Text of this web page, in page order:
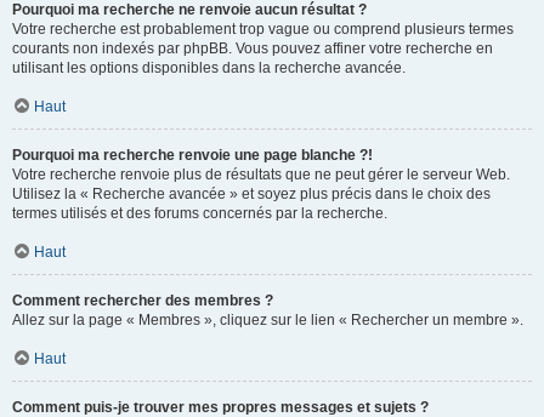
Pourquoi ma recherche ne renvoie aucun résultat ?
Votre recherche est probablement trop vague ou comprend plusieurs termes
courants non indexés par phpBB. Vous pouvez affiner votre recherche en
utilisant les options disponibles dans la recherche avancée.
Haut
Pourquoi ma recherche renvoie une page blanche ?!
Votre recherche renvoie plus de résultats que ne peut gérer le serveur Web.
Utilisez la « Recherche avancée » et soyez plus précis dans le choix des
termes utilisés et des forums concernés par la recherche.
Haut
Comment rechercher des membres ?
Allez sur la page « Membres », cliquez sur le lien « Rechercher un membre ».
Haut
Comment puis-je trouver mes propres messages et sujets ?